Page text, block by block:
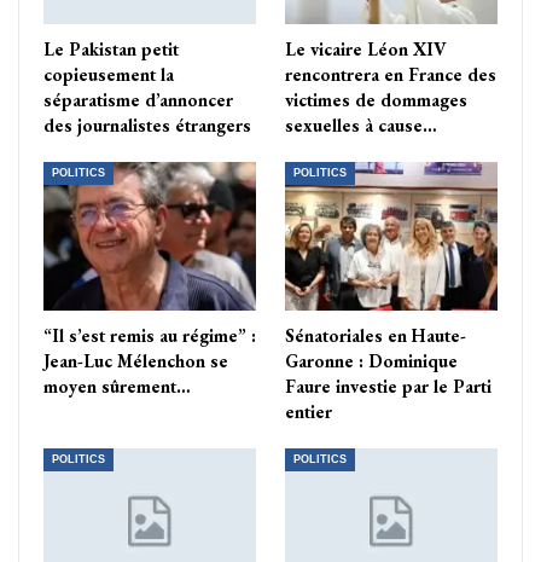
Le Pakistan petit
copieusement la
séparatisme d’annoncer
des journalistes étrangers
Le vicaire Léon XIV
rencontrera en France des
victimes de dommages
sexuelles à cause…
POLITICS
“Il s’est remis au régime” :
Jean-Luc Mélenchon se
moyen sûrement…
POLITICS
Sénatoriales en Haute-
Garonne : Dominique
Faure investie par le Parti
entier
POLITICS POLITICS